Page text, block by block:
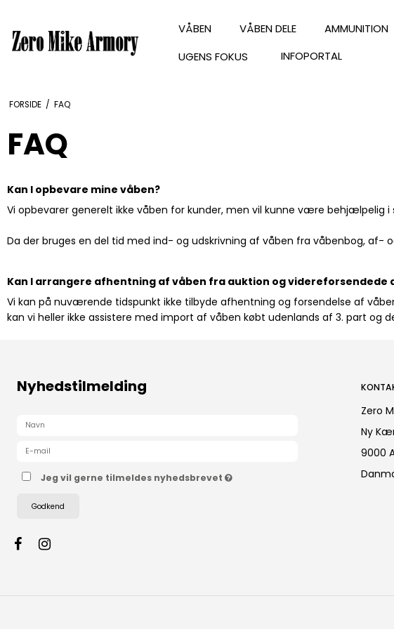
VÅBEN VÅBEN DELE AMMUNITION
UGENS FOKUS
INFOPORTAL
FORSIDE / FAQ
FAQ
Kan I opbevare mine våben?
Vi opbevarer generelt ikke våben for kunder, men vil kunne være behjælpelig
Da der bruges en del tid med ind- og udskrivning af våben fra våbenbog, af-
Kan I arrangere afhentning af våben fra auktion og videreforsendede
Vi kan på nuværende tidspunkt ikke tilbyde afhentning og forsendelse af
kan vi heller ikke assistere med import af våben købt udenlands af 3. part og
Nyhedstilmelding
Jeg vil gerne tilmeldes nyhedsbrevet
Godkend
Zero
Ny
9000